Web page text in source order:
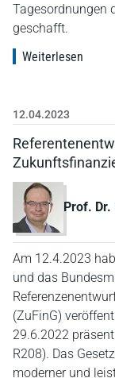
Tagesordnungen
geschafft.
Weiterlesen
12.04.2023
Prof. Dr.
Am 12.4.2023
und das
(ZuFinG)
29.6.2022
R208). Das
moderner und